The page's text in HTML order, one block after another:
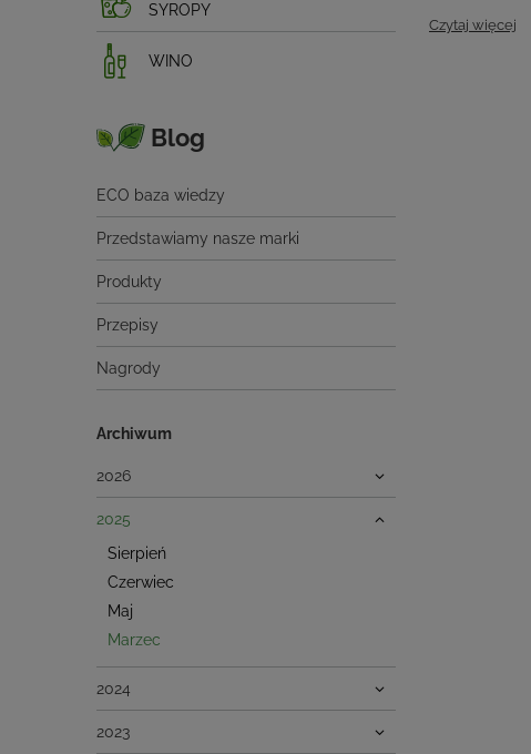
SYROPY
WINO
Blog
ECO baza wiedzy
Przedstawiamy nasze marki
Produkty
Przepisy
Nagrody
Archiwum
2026
2025
Sierpień
Czerwiec
Maj
Marzec
2024
2023
Czytaj więcej